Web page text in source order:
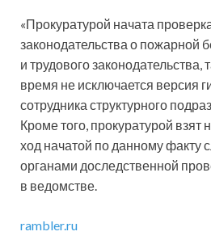
«Прокуратурой начата
законодательства о пожарной
и трудового законодательства,
время не исключается версия
сотрудника структурного
Кроме того, прокуратурой взят
ход начатой по данному факту
органами доследственной
в ведомстве.
rambler.ru